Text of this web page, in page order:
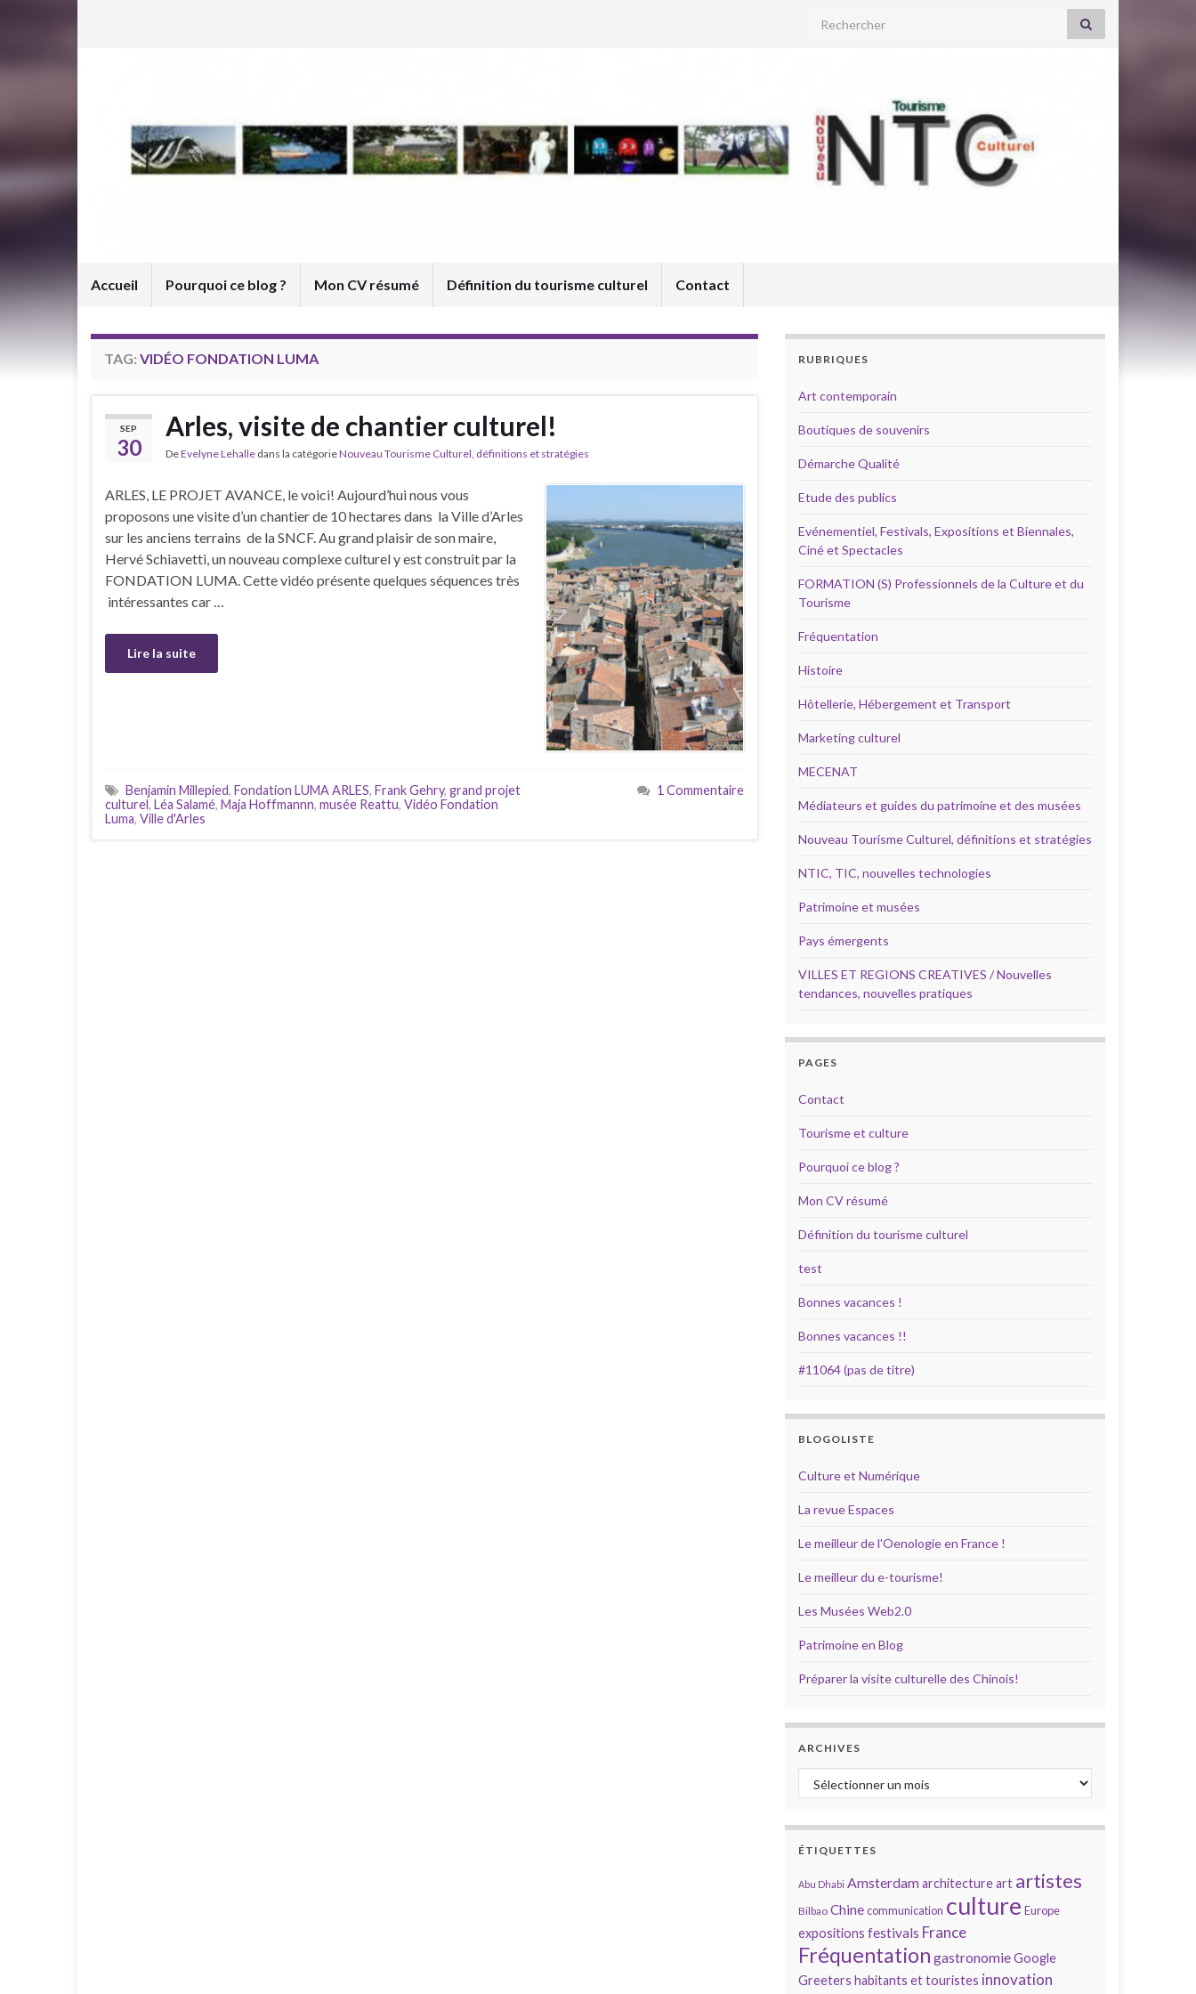
Search for:
Accueil Pourquoi ce blog ? Mon CV résumé Définition du tourisme culturel Contact
TAG: VIDÉO FONDATION LUMA
SEP
30
Arles, visite de chantier culturel!
DeEvelyne Lehalle dans la catégorieNouveau Tourisme Culturel, définitions et stratégies
ARLES, LE PROJET AVANCE, le voici! Aujourd’hui nous vous
proposons une visite d’un chantier de 10 hectares dans la Ville d’Arles
sur les anciens terrains de la SNCF. Au grand plaisir de son maire,
Hervé Schiavetti, un nouveau complexe culturel y est construit par la
FONDATION LUMA. Cette vidéo présente quelques séquences très
intéressantes car …
Lire la suite
Benjamin Millepied, Fondation LUMA ARLES, Frank Gehry, grand projet
culturel, Léa Salamé, Maja Hoffmannn, musée Reattu, Vidéo Fondation
Luma, Ville d'Arles
1 Commentaire
RUBRIQUES
Art contemporain
Boutiques de souvenirs
Démarche Qualité
Etude des publics
Evénementiel, Festivals, Expositions et Biennales,
Ciné et Spectacles
FORMATION (S) Professionnels de la Culture et du
Tourisme
Fréquentation
Histoire
Hôtellerie, Hébergement et Transport
Marketing culturel
MECENAT
Médiateurs et guides du patrimoine et des musées
Nouveau Tourisme Culturel, définitions et stratégies
NTIC, TIC, nouvelles technologies
Patrimoine et musées
Pays émergents
VILLES ET REGIONS CREATIVES / Nouvelles
tendances, nouvelles pratiques
PAGES
Contact
Tourisme et culture
Pourquoi ce blog ?
Mon CV résumé
Définition du tourisme culturel
test
Bonnes vacances !
Bonnes vacances !!
#11064 (pas de titre)
BLOGOLISTE
Culture et Numérique
La revue Espaces
Le meilleur de l'Oenologie en France !
Le meilleur du e-tourisme!
Les Musées Web2.0
Patrimoine en Blog
Préparer la visite culturelle des Chinois!
ARCHIVES
Archives
ÉTIQUETTES
Abu Dhabi Amsterdamarchitectureart artistes
Bilbao Chinecommunication culture Europe
expositions festivals France
Fréquentation gastronomieGoogle
Greeters habitants et touristes innovation